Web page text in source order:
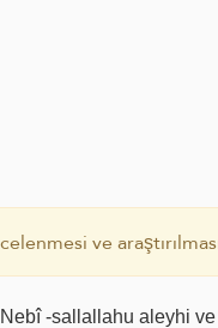
ve
-sallallahu aleyhi